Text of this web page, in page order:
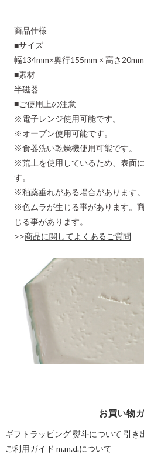
商品仕様
■サイズ
幅134mm×奥行155mm × 高さ20mm
■素材
半磁器
■ご使用上の注意
※電子レンジ使用可能です。
※オーブン使用可能です。
※食器洗い乾燥機使用可能です。
※荒土を使用しているため、表面
す。
※釉薬垂れがある場合があります。
※色ムラが生じる事があります。
じる事があります。
>>商品に関してよくあるご質問
お買い物
ギフトラッピング熨斗について 引き
ご利用ガイド m.m.d.について